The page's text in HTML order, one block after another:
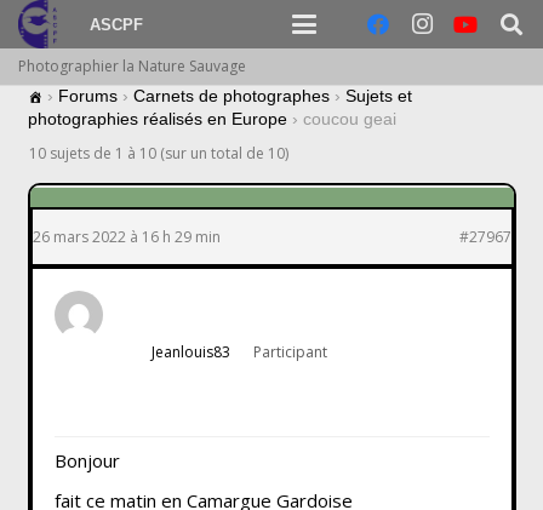
ASCPF
Photographier la Nature Sauvage
› Forums › Carnets de photographes › Sujets et
photographies réalisés en Europe › coucou geai
10 sujets de 1 à 10 (sur un total de 10)
26 mars 2022 à 16 h 29 min #27967
Jeanlouis83 Participant
Bonjour
fait ce matin en Camargue Gardoise